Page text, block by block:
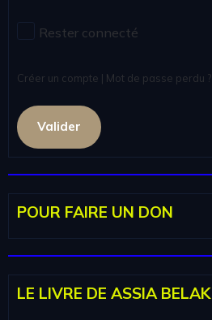
Rester connecté
Créer un compte | Mot de passe perdu ?
Valider
POUR FAIRE UN DON
LE LIVRE DE ASSIA BELAK